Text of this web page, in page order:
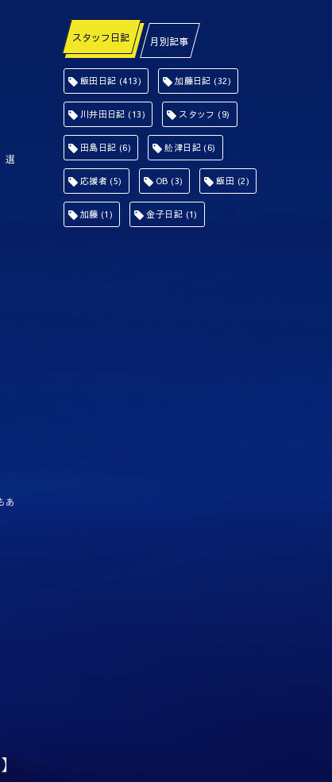
選
あ
スタッフ日記 月別記事
飯田日記 (413) 加藤日記 (32)
川井田日記 (13) スタッフ (9)
田島日記 (6) 舩津日記(6)
応援者 (5) OB (3) 飯田 (2)
加藤 (1) 金子日記 (1)